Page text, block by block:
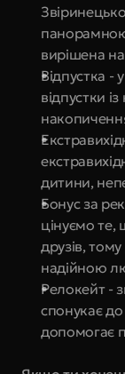
вирішена
Відпустка -
відпустки
дитини,
Бонус за
цінуємо те,
друзів,
надійною
Релокейт -
спонукає
допомогає